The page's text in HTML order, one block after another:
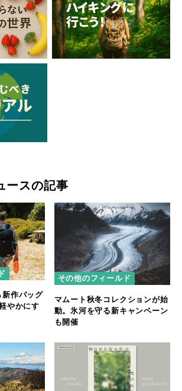
ースの記事
新作バッグ
やかにす
その他のフィールド
マムート秋冬コレクションが始
動。氷河を守る新キャンペーン
も開催